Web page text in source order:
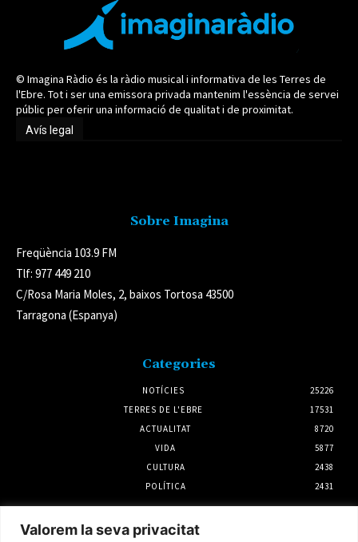
Valorem la seva privacitat
© Imagina Ràdio és la ràdio musical i informativa de les Terres de
l'Ebre. Tot i ser una emissora privada mantenim l'essència de servei
públic per oferir una informació de qualitat i de proximitat.
Avís legal
Sobre Imagina
Freqüència 103.9 FM
Tlf: 977 449 210
C/Rosa Maria Moles, 2, baixos Tortosa 43500
Tarragona (Espanya)
Categories
NOTÍCIES
25226
TERRES DE L'EBRE
17531
ACTUALITAT
8720
VIDA
5877
CULTURA
2438
POLÍTICA
2431